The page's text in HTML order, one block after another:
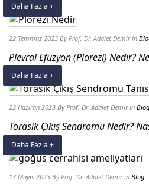
Daha Fazla +
22 Temmuz 2023 By Prof. Dr. Adalet Demir in
Plevral Efüzyon (Plörezi) Nedir?
Daha Fazla +
22 Haziran 2023 By Prof. Dr. Adalet Demir in Blog
Torasik Çıkış Sendromu Nedir?
Daha Fazla +
13 Mayıs 2023 By Prof. Dr. Adalet Demir in Blog